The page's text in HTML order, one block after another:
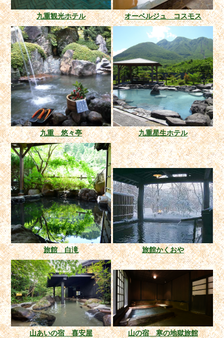
九重観光ホテル オーベルジュ コスモス
九重 悠々亭 九重星生ホテル
旅館 白滝 旅館かくおや
山あいの宿 喜安屋 山の宿 寒の地獄旅館